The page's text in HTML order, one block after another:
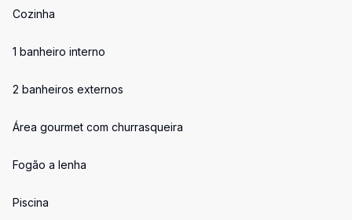
Cozinha
1 banheiro interno
2 banheiros externos
Área gourmet com churrasqueira
Fogão a lenha
Piscina